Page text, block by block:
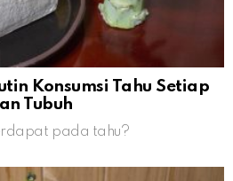
Konsumsi Tahu Setiap
Tubuh
pada tahu?